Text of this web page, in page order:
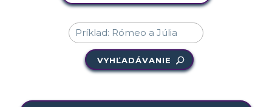
VYHĽADÁVANIE